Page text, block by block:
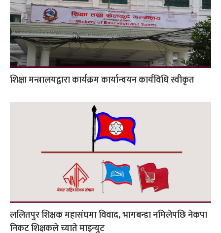
शिक्षा मन्त्रालयद्वारा कार्यक्रम कार्यान्वयन कार्यविधि स्वीकृत
ललितपुर शिक्षक महासंघमा विवाद, भागबन्डा नमिलेपछि नेकपा
निकट शिक्षकले च्याते माइन्युट